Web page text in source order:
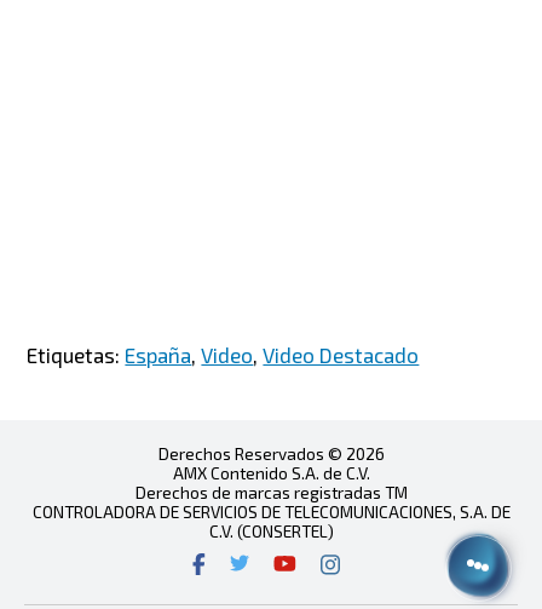
Etiquetas: España,Video,Video Destacado
Derechos Reservados © 2026
AMX Contenido S.A. de C.V.
Derechos de marcas registradas TM
CONTROLADORA DE SERVICIOS DE TELECOMUNICACIONES, S.A. DE
C.V. (CONSERTEL)